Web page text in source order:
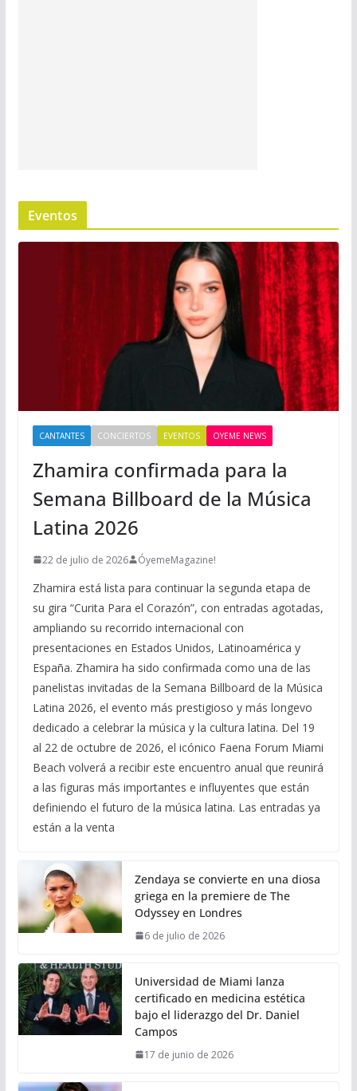
Eventos
CANTANTES CONCIERTOS EVENTOS OYEME NEWS
Zhamira confirmada para la
Semana Billboard de la Música
Latina 2026
22 de julio de 2026 ÓyemeMagazine!
Zhamira está lista para continuar la segunda etapa de
su gira “Curita Para el Corazón”, con entradas agotadas,
ampliando su recorrido internacional con
presentaciones en Estados Unidos, Latinoamérica y
España. Zhamira ha sido confirmada como una de las
panelistas invitadas de la Semana Billboard de la Música
Latina 2026, el evento más prestigioso y más longevo
dedicado a celebrar la música y la cultura latina. Del 19
al 22 de octubre de 2026, el icónico Faena Forum Miami
Beach volverá a recibir este encuentro anual que reunirá
a las figuras más importantes e influyentes que están
definiendo el futuro de la música latina. Las entradas ya
están a la venta
Zendaya se convierte en una diosa
griega en la premiere de The
Odyssey en Londres
6 de julio de 2026
Universidad de Miami lanza
certificado en medicina estética
bajo el liderazgo del Dr. Daniel
Campos
17 de junio de 2026